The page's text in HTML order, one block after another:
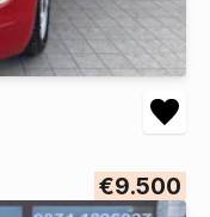
€9.500